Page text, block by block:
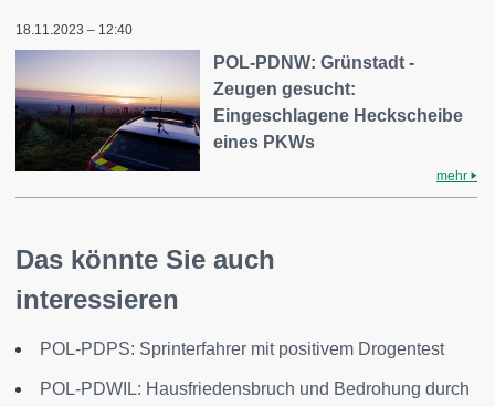
18.11.2023 – 12:40
POL-PDNW: Grünstadt -
Zeugen gesucht:
Eingeschlagene Heckscheibe
eines PKWs
mehr
Das könnte Sie auch
interessieren
POL-PDPS: Sprinterfahrer mit positivem Drogentest
POL-PDWIL: Hausfriedensbruch und Bedrohung durch